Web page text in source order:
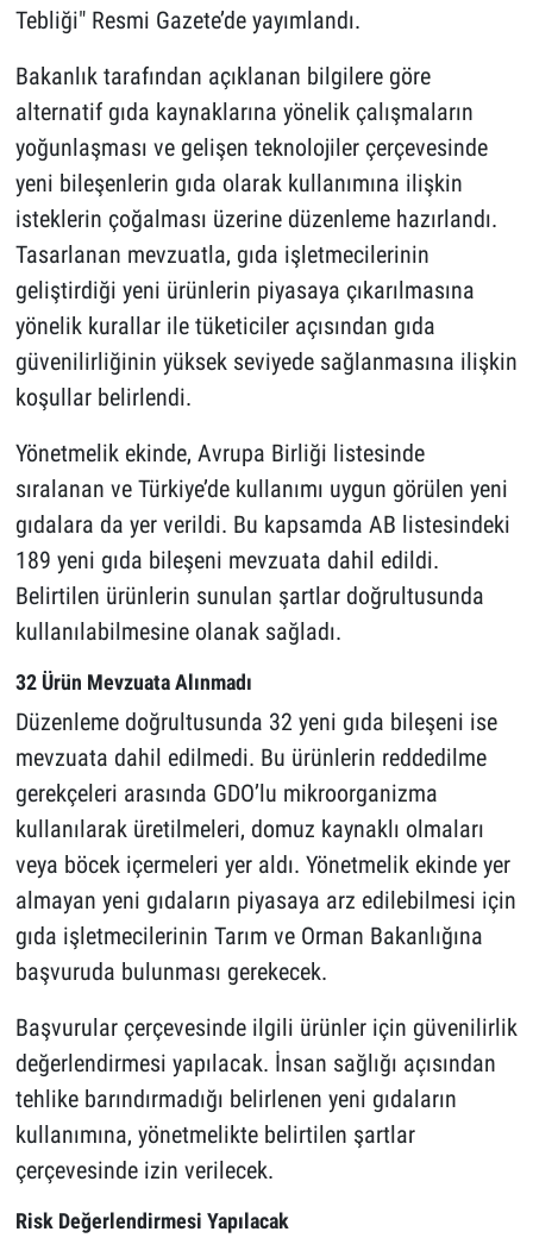
Tebliği" Resmi Gazete’de yayımlandı.
Bakanlık tarafından açıklanan bilgilere göre
alternatif gıda kaynaklarına yönelik çalışmaların
yoğunlaşması ve gelişen teknolojiler çerçevesinde
yeni bileşenlerin gıda olarak kullanımına ilişkin
isteklerin çoğalması üzerine düzenleme hazırlandı.
Tasarlanan mevzuatla, gıda işletmecilerinin
geliştirdiği yeni ürünlerin piyasaya çıkarılmasına
yönelik kurallar ile tüketiciler açısından gıda
güvenilirliğinin yüksek seviyede sağlanmasına ilişkin
koşullar belirlendi.
Yönetmelik ekinde, Avrupa Birliği listesinde
sıralanan ve Türkiye’de kullanımı uygun görülen yeni
gıdalara da yer verildi. Bu kapsamda AB listesindeki
189 yeni gıda bileşeni mevzuata dahil edildi.
Belirtilen ürünlerin sunulan şartlar doğrultusunda
kullanılabilmesine olanak sağladı.
32 Ürün Mevzuata Alınmadı
Düzenleme doğrultusunda 32 yeni gıda bileşeni ise
mevzuata dahil edilmedi. Bu ürünlerin reddedilme
gerekçeleri arasında GDO’lu mikroorganizma
kullanılarak üretilmeleri, domuz kaynaklı olmaları
veya böcek içermeleri yer aldı. Yönetmelik ekinde yer
almayan yeni gıdaların piyasaya arz edilebilmesi için
gıda işletmecilerinin Tarım ve Orman Bakanlığına
başvuruda bulunması gerekecek.
Başvurular çerçevesinde ilgili ürünler için güvenilirlik
değerlendirmesi yapılacak. İnsan sağlığı açısından
tehlike barındırmadığı belirlenen yeni gıdaların
kullanımına, yönetmelikte belirtilen şartlar
çerçevesinde izin verilecek.
Risk Değerlendirmesi Yapılacak